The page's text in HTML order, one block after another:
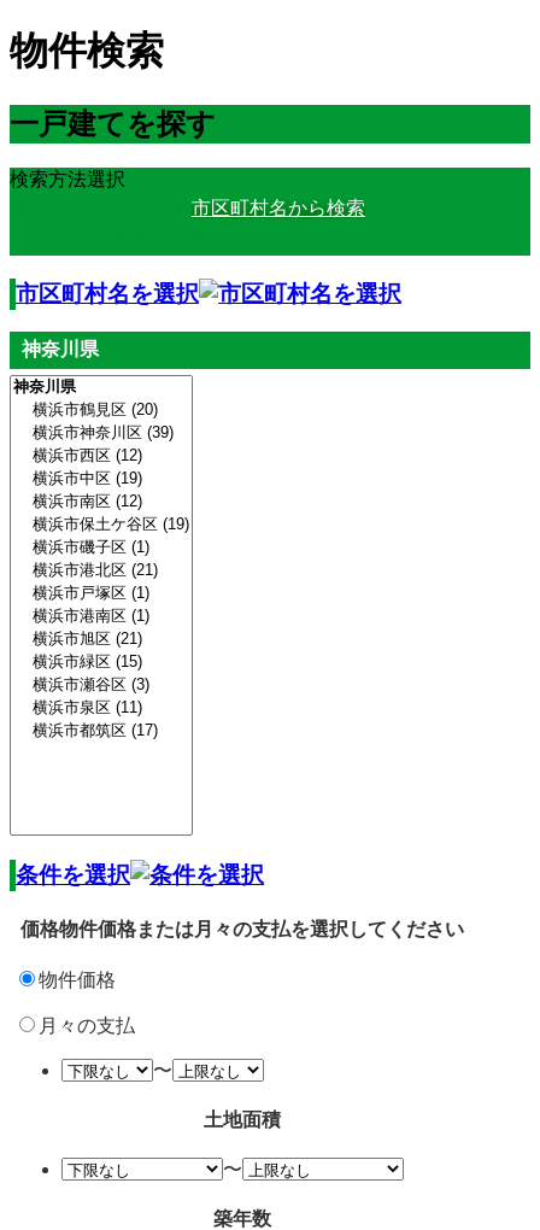
物件検索
一戸建てを探す
検索方法選択
市区町村名から検索
市区町村名を選択
神奈川県
条件を選択
価格物件価格または月々の支払を選択してください
物件価格
月々の支払
〜
土地面積
〜
築年数